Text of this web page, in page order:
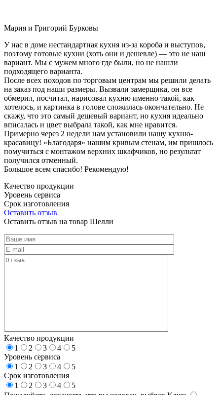
Мария и Григорий Бурковы
У нас в доме нестандартная кухня из-за короба и выступов,
поэтому готовые кухни (хоть они и дешевле) — это не наш
вариант. Мы с мужем много где были, но не нашли
подходящего варианта.
После всех походов по торговым центрам мы решили делать
на заказ под наши размеры. Вызвали замерщика, он все
обмерил, посчитал, нарисовал кухню именно такой, как
хотелось, и картинка в голове сложилась окончательно. Не
скажу, что это самый дешевый вариант, но кухня идеально
вписалась и цвет выбрала такой, как мне нравится.
Примерно через 2 недели нам установили нашу кухню-
красавицу! «Благодаря» нашим кривым стенам, им пришлось
помучиться с монтажом верхних шкафчиков, но результат
получился отменный.
Большое всем спасибо! Рекомендую!
Качество продукции
Уровень сервиса
Срок изготовления
Оставить отзыв
Оставить отзыв на товар Шелли
Качество продукции
1
2 3 4
5
Уровень сервиса
1
2 3 4
5
Срок изготовления
1
2 3 4
5